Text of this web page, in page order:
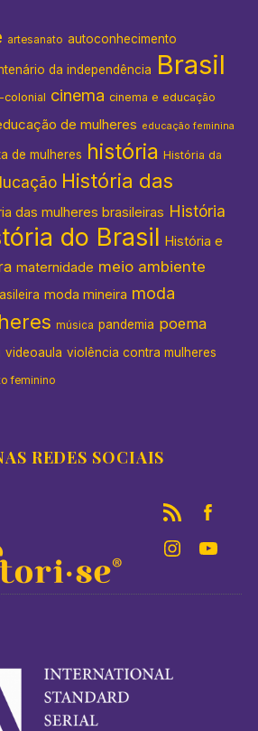
artesanato autoconhecimento
da independência Brasil
colonial cinema cinema e educação
de mulheres educação feminina
de mulheres história História da
História das
das mulheres brasileiras História
do Brasil História e
maternidade meio ambiente
moda mineira moda
música pandemia poema
videoaula violência contra mulheres
feminino
REDES SOCIAIS